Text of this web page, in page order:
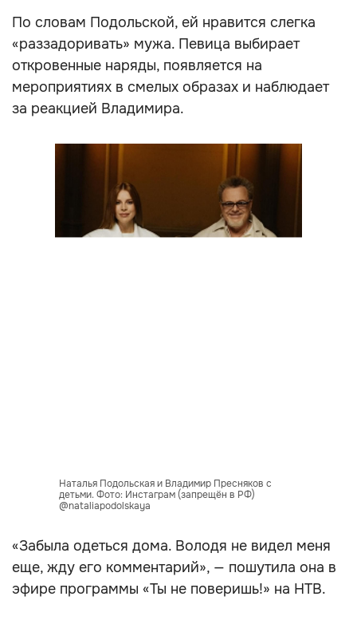
По словам Подольской, ей нравится слегка
«раззадоривать» мужа. Певица выбирает
откровенные наряды, появляется на
мероприятиях в смелых образах и наблюдает
за реакцией Владимира.
Наталья Подольская и Владимир Пресняков с
детьми. Фото: Инстаграм (запрещён в РФ)
@nataliapodolskaya
«Забыла одеться дома. Володя не видел меня
еще, жду его комментарий», — пошутила она в
эфире программы «Ты не поверишь!» на НТВ.